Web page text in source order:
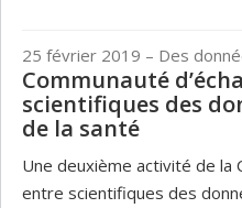
25 février 2019 – Des
Communauté
scientifiques des
de la santé
Une deuxième activité de la
entre scientifiques des